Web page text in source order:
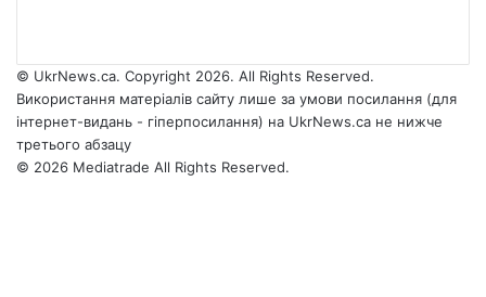
© UkrNews.ca. Copyright 2026. All Rights Reserved.
Використання матеріалів сайту лише за умови посилання (для
інтернет-видань - гіперпосилання) на UkrNews.ca не нижче
третього абзацу
© 2026 Mediatrade All Rights Reserved.